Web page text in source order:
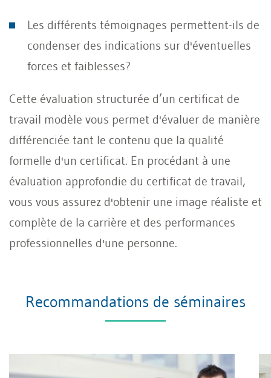
Les différents témoignages permettent-ils de
condenser des indications sur d'éventuelles
forces et faiblesses?
Cette évaluation structurée d’un certificat de
travail modèle vous permet d'évaluer de manière
différenciée tant le contenu que la qualité
formelle d'un certificat. En procédant à une
évaluation approfondie du certificat de travail,
vous vous assurez d'obtenir une image réaliste et
complète de la carrière et des performances
professionnelles d'une personne.
Recommandations de séminaires